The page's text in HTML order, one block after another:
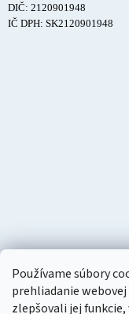
Používame súbory
prehliadanie
zlepšovali jej
DIČ: 2120901948
IČ DPH: SK2120901948